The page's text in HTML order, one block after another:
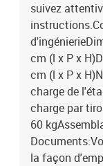
suivez
cm (l x P x
cm (l x P x
charge de
charge par
60
la façon